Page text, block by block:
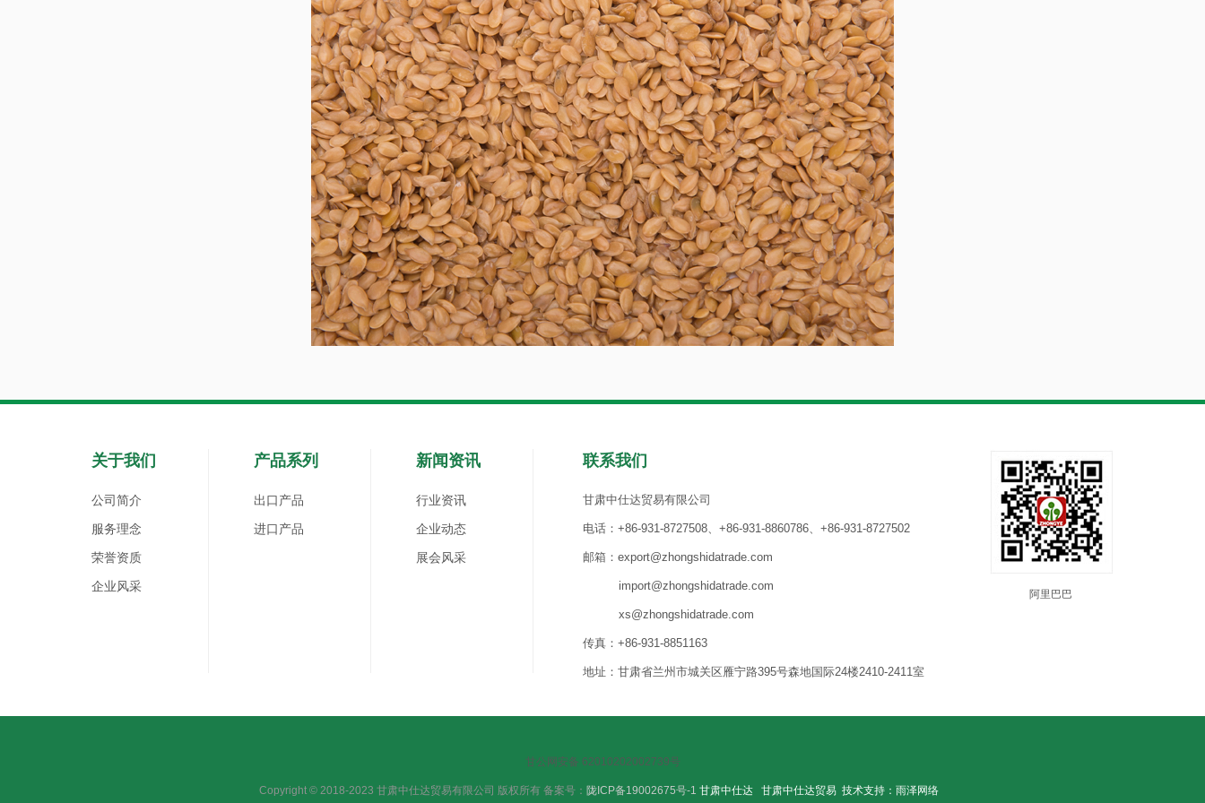
关于我们
公司简介
服务理念
荣誉资质
企业风采
产品系列
出口产品
进口产品
新闻资讯
行业资讯
企业动态
展会风采
联系我们
甘肃中仕达贸易有限公司
电话：+86-931-8727508、+86-931-8860786、+86-931-8727502
邮箱：export@zhongshidatrade.com
import@zhongshidatrade.com
xs@zhongshidatrade.com
传真：+86-931-8851163
地址：甘肃省兰州市城关区雁宁路395号森地国际24楼2410-2411室
阿里巴巴
甘公网安备 62010202002739号
Copyright © 2018-2023 甘肃中仕达贸易有限公司 版权所有 备案号： 陇ICP备19002675号-1 甘肃中仕达 甘肃中仕达贸易技术支持： 雨泽网络